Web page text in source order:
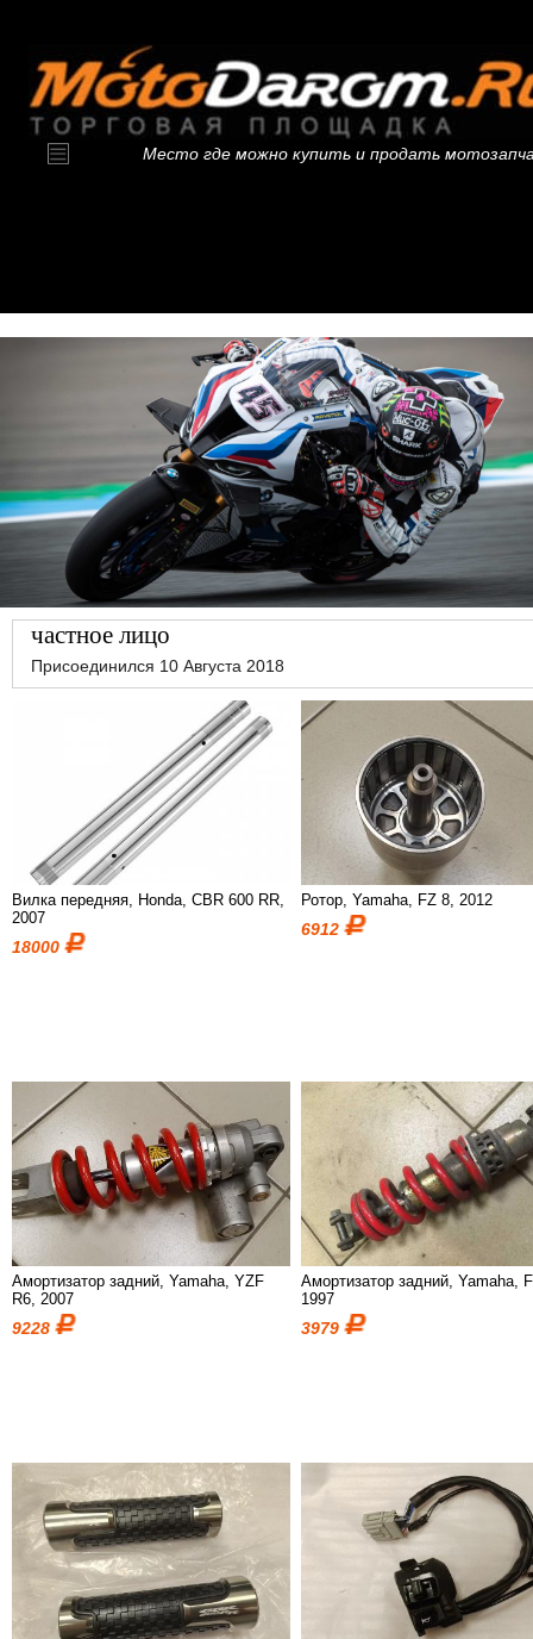
Место где можно купить и продать
частное лицо
Присоединился 10 Августа 2018
Вилка передняя, Honda, CBR 600 RR,
2007
18000
Ротор, Yamaha, FZ 8, 2012
6912
Амортизатор задний, Yamaha, YZF
R6, 2007
9228
Амортизатор задний, Yamaha,
1997
3979